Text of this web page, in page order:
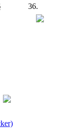
36.